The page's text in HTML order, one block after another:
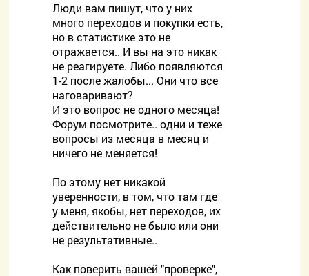
Люди вам пишут, что у них
много переходов и покупки есть,
но в статистике это не
отражается.. И вы на это никак
не реагируете. Либо появляются
1-2 после жалобы... Они что все
наговаривают?
И это вопрос не одного месяца!
Форум посмотрите.. одни и теже
вопросы из месяца в месяц и
ничего не меняется!
По этому нет никакой
уверенности, в том, что там где
у меня, якобы, нет переходов, их
действительно не было или они
не результативные..
Как поверить вашей "проверке",